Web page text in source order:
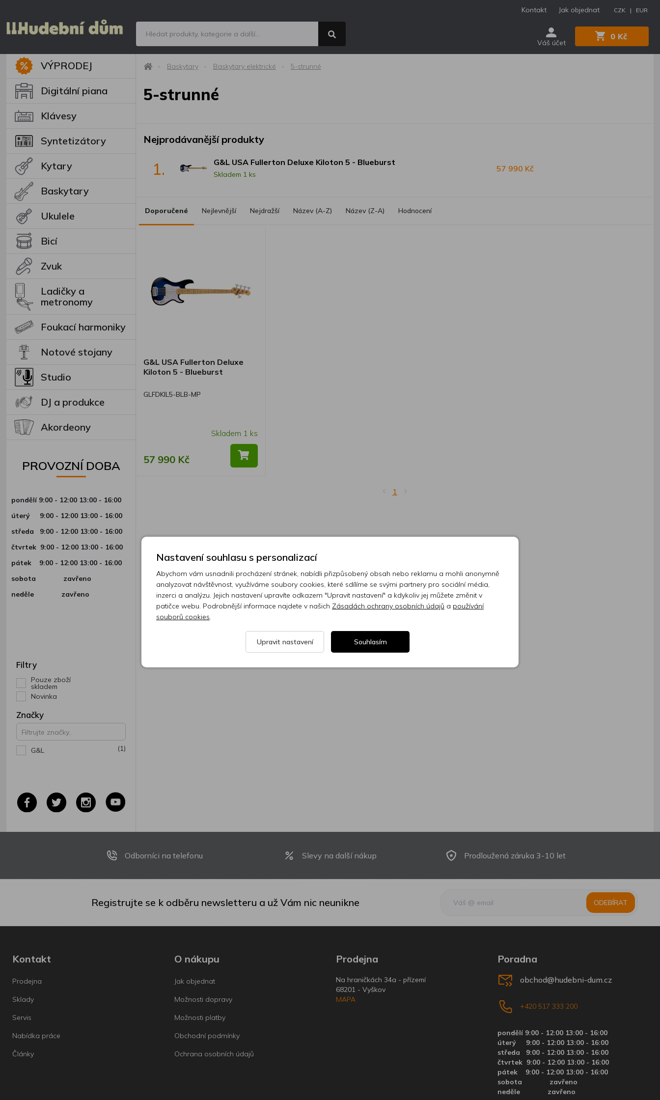
Kontakt Jak objednat CZK | EUR
Váš účet
0 Kč
VÝPRODEJ
Digitální piana
Klávesy
Syntetizátory
Kytary
Baskytary
Ukulele
Bicí
Zvuk
Ladičky a
metronomy
Foukací harmoniky
Notové stojany
Studio
DJ a produkce
Akordeony
PROVOZNÍ DOBA
pondělí 9:00 - 12:00 13:00 - 16:00
úterý 9:00 - 12:00 13:00 - 16:00
středa 9:00 - 12:00 13:00 - 16:00
čtvrtek 9:00 - 12:00 13:00 - 16:00
pátek 9:00 - 12:00 13:00 - 16:00
sobota zavřeno
neděle zavřeno
Filtry
Pouze zboží
skladem
Novinka
Značky
G&L (1)
Baskytary Baskytary elektrické 5-strunné
5-strunné
Nejprodávanější produkty
1. G&L USA Fullerton Deluxe Kiloton 5 - Blueburst
Skladem 1 ks
57 990 Kč
Doporučené Nejlevnější Nejdražší Název (A-Z) Název (Z-A) Hodnocení
G&L USA Fullerton Deluxe
Kiloton 5 - Blueburst
GLFDKIL5-BLB-MP
Skladem 1 ks
57 990 Kč
1
Odborníci na telefonu Slevy na další nákup Prodloužená záruka 3-10 let
Registrujte se k odběru newsletteru a už Vám nic neunikne ODEBÍRAT
Kontakt
Prodejna
Sklady
Servis
Nabídka práce
Články
O nákupu
Jak objednat
Možnosti dopravy
Možnosti platby
Obchodní podmínky
Ochrana osobních údajů
Prodejna
Na hraničkách 34a - přízemí
68201 - Vyškov
MAPA
Poradna
obchod@hudebni-dum.cz
+420 517 333 200
pondělí 9:00 - 12:00 13:00 - 16:00
úterý 9:00 - 12:00 13:00 - 16:00
středa 9:00 - 12:00 13:00 - 16:00
čtvrtek 9:00 - 12:00 13:00 - 16:00
pátek 9:00 - 12:00 13:00 - 16:00
sobota zavřeno
neděle zavřeno
Nastavení souhlasu s personalizací
Abychom vám usnadnili procházení stránek, nabídli přizpůsobený obsah nebo reklamu a mohli anonymně
analyzovat návštěvnost, využíváme soubory cookies, které sdílíme se svými partnery pro sociální média,
inzerci a analýzu. Jejich nastavení upravíte odkazem "Upravit nastavení" a kdykoliv jej můžete změnit v
patičce webu. Podrobnější informace najdete v našich Zásadách ochrany osobních údajů a používání
souborů cookies
Upravit nastavení Souhlasím